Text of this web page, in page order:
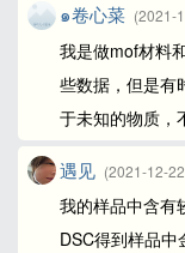
๑卷心菜 (2021-
我是做mof材料
些数据，但是有
于未知的物质，
遇见 (2021-12-
我的样品中含有
DSC得到样品中